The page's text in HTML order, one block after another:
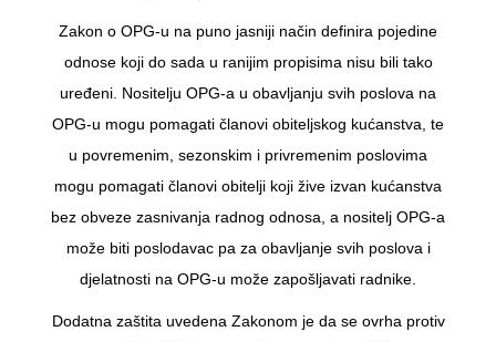
Zakon o OPG-u na puno jasniji način definira pojedine
odnose koji do sada u ranijim propisima nisu bili tako
uređeni. Nositelju OPG-a u obavljanju svih poslova na
OPG-u mogu pomagati članovi obiteljskog kućanstva, te
u povremenim, sezonskim i privremenim poslovima
mogu pomagati članovi obitelji koji žive izvan kućanstva
bez obveze zasnivanja radnog odnosa, a nositelj OPG-a
može biti poslodavac pa za obavljanje svih poslova i
djelatnosti na OPG-u može zapošljavati radnike.
Dodatna zaštita uvedena Zakonom je da se ovrha protiv